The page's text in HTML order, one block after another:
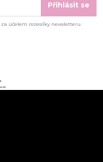
Přihlásit se
za účelem rozesílky newsletteru.